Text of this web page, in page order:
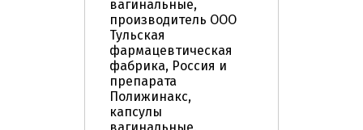
вагинальные,
производитель ООО
Тульская
фармацевтическая
фабрика, Россия и
препарата
Полижинакс,
капсулы